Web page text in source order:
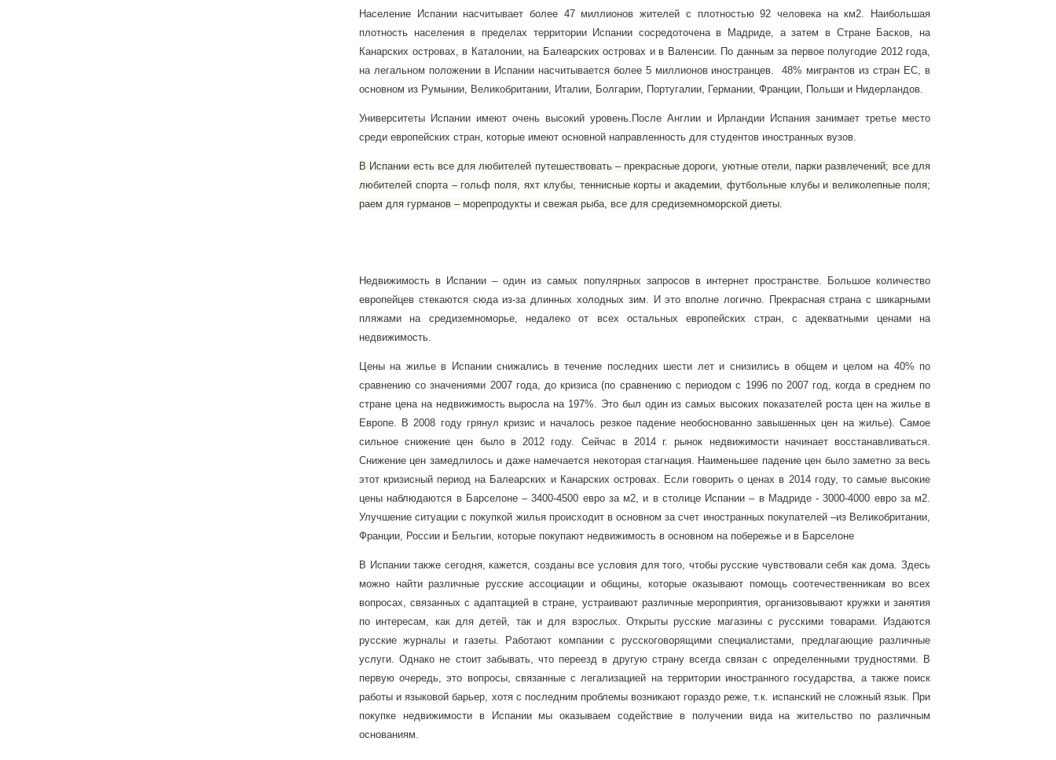
Население Испании насчитывает более 47 миллионов жителей с плотностью 92 человека на км2. Наибольшая
плотность населения в пределах территории Испании сосредоточена в Мадриде, а затем в Стране Басков, на
Канарских островах, в Каталонии, на Балеарских островах и в Валенсии. По данным за первое полугодие 2012 года,
на легальном положении в Испании насчитывается более 5 миллионов иностранцев. 48% мигрантов из стран ЕС, в
основном из Румынии, Великобритании, Италии, Болгарии, Португалии, Германии, Франции, Польши и Нидерландов.
Университеты Испании имеют очень высокий уровень. После Англии и Ирландии Испания занимает третье место
среди европейских стран, которые имеют основной направленность для студентов иностранных вузов.
В Испании есть все для любителей путешествовать – прекрасные дороги, уютные отели, парки развлечений; все для
любителей спорта – гольф поля, яхт клубы, теннисные корты и академии, футбольные клубы и великолепные поля;
раем для гурманов – морепродукты и свежая рыба, все для средиземноморской диеты.
Недвижимость в Испании – один из самых популярных запросов в интернет пространстве. Большое количество
европейцев стекаются сюда из-за длинных холодных зим. И это вполне логично. Прекрасная страна с шикарными
пляжами на средиземноморье, недалеко от всех остальных европейских стран, с адекватными ценами на
недвижимость.
Цены на жилье в Испании снижались в течение последних шести лет и снизились в общем и целом на 40% по
сравнению со значениями 2007 года, до кризиса (по сравнению с периодом с 1996 по 2007 год, когда в среднем по
стране цена на недвижимость выросла на 197%. Это был один из самых высоких показателей роста цен на жилье в
Европе. В 2008 году грянул кризис и началось резкое падение необоснованно завышенных цен на жилье). Самое
сильное снижение цен было в 2012 году. Сейчас в 2014 г. рынок недвижимости начинает восстанавливаться.
Снижение цен замедлилось и даже намечается некоторая стагнация. Наименьшее падение цен было заметно за весь
этот кризисный период на Балеарских и Канарских островах. Если говорить о ценах в 2014 году, то самые высокие
цены наблюдаются в Барселоне – 3400-4500 евро за м2, и в столице Испании – в Мадриде - 3000-4000 евро за м2.
Улучшение ситуации с покупкой жилья происходит в основном за счет иностранных покупателей –из Великобритании,
Франции, России и Бельгии, которые покупают недвижимость в основном на побережье и в Барселоне
В Испании также сегодня, кажется, созданы все условия для того, чтобы русские чувствовали себя как дома. Здесь
можно найти различные русские ассоциации и общины, которые оказывают помощь соотечественникам во всех
вопросах, связанных с адаптацией в стране, устраивают различные мероприятия, организовывают кружки и занятия
по интересам, как для детей, так и для взрослых. Открыты русские магазины с русскими товарами. Издаются
русские журналы и газеты. Работают компании с русскоговорящими специалистами, предлагающие различные
услуги. Однако не стоит забывать, что переезд в другую страну всегда связан с определенными трудностями. В
первую очередь, это вопросы, связанные с легализацией на территории иностранного государства, а также поиск
работы и языковой барьер, хотя с последним проблемы возникают гораздо реже, т.к. испанский не сложный язык. При
покупке недвижимости в Испании мы оказываем содействие в получении вида на жительство по различным
основаниям.